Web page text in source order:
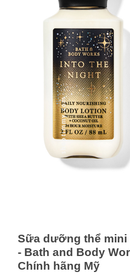
Sữa dưỡng thể mini
- Bath and Body
Chính hãng Mỹ